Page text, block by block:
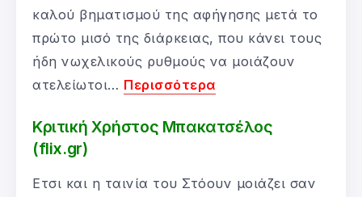
καλού βηματισμού της αφήγησης μετά το
πρώτο μισό της διάρκειας, που κάνει τους
ήδη νωχελικούς ρυθμούς να μοιάζουν
ατελείωτοι… Περισσότερα
Κριτική Χρήστος Μπακατσέλος
(flix.gr)
Ετσι και η ταινία του Στόουν μοιάζει σαν